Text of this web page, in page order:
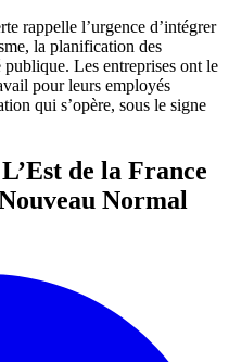
rappelle l’urgence d’intégrer
la planification des
publique. Les entreprises ont le
pour leurs employés
qui s’opère, sous le signe
de la France
Normal